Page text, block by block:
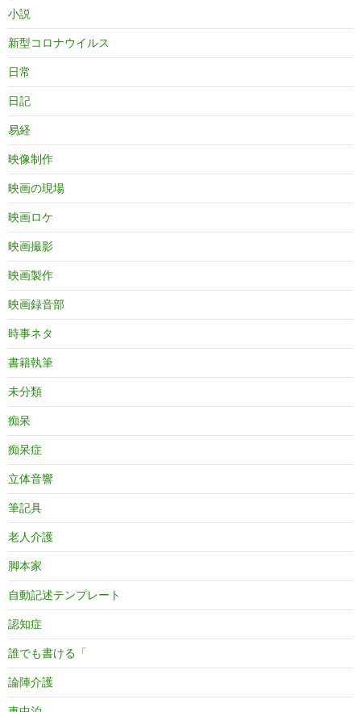
小説
新型コロナウイルス
日常
日記
易経
映像制作
映画の現場
映画ロケ
映画撮影
映画製作
映画録音部
時事ネタ
書籍執筆
未分類
痴呆
痴呆症
立体音響
筆記具
老人介護
脚本家
自動記述テンプレート
認知症
誰でも書ける「
論陣介護